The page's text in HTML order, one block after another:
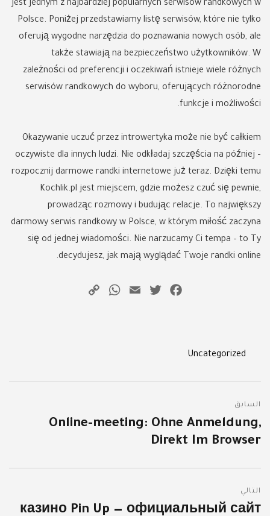
jest jednym z najbardziej popularnych serwisów randkowych w
Polsce. Poniżej przedstawiamy listę serwisów, które nie tylko
oferują wygodne narzędzia do poznawania nowych osób, ale
także stawiają na bezpieczeństwo użytkowników. W
zależności od preferencji i oczekiwań istnieje wiele różnych
serwisów randkowych do wyboru, oferujących różnorodne
funkcje i możliwości.
Okazywanie uczuć przez introwertyka może nie być całkiem
oczywiste dla innych ludzi. Nie odkładaj szczęścia na później –
rozpocznij darmowe randki internetowe już teraz. Dzięki temu
Kochlik.pl jest miejscem, gdzie możesz czuć się pewnie,
prowadząc rozmowy i budując relacje. To największy
darmowy serwis randkowy w Polsce, w którym miłość zaczyna
się od jednej wiadomości. Nie narzucamy Ci tempa – to Ty
decydujesz, jak mają wyglądać Twoje randki online.
Facebook
Twitter
Email
WhatsApp
Categories
Uncategorized
المقالات
السابق
المقالة
السابقة:
Online-meeting: Ohne Anmeldung,
Direkt Im Browser
التالي
المقالة
казино Pin Up — официальный сайт